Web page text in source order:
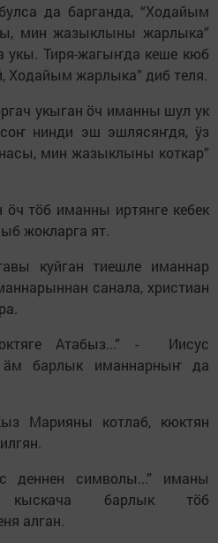
да барганда, “Ходайым
мин жазыклыны жарлыка”
укы. Тиря-жагыҥда кеше кюб
Ходайым жарлыка” диб теля.
укыган ӧч иманны шул ук
нинди эш эшлясяҥдя, ӱз
мин жазыклыны коткар”
тӧб иманны иртянге кебек
жокларга ят.
куйган тиешле иманнар
санала, христиан
Атабыз...” - Иисус
ӓм барлык иманнарныҥ да
Марияны котлаб, кюктян
деннен символы...” иманы
кыскача барлык тӧб
алган.